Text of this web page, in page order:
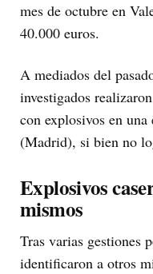
mes de octubre en
40.000 euros.
A mediados del
investigados
con explosivos en
(Madrid), si bien no
Explosivos
mismos
Tras varias gestiones
identificaron a otros